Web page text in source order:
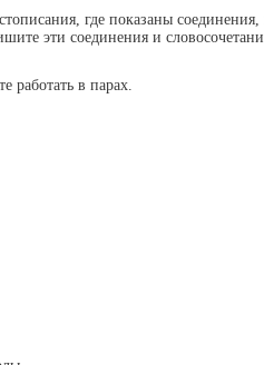
где показаны соединения,
эти соединения и
работать в парах.